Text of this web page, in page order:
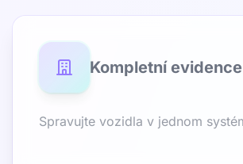
Kompletní evidence
Spravujte vozidla v jednom